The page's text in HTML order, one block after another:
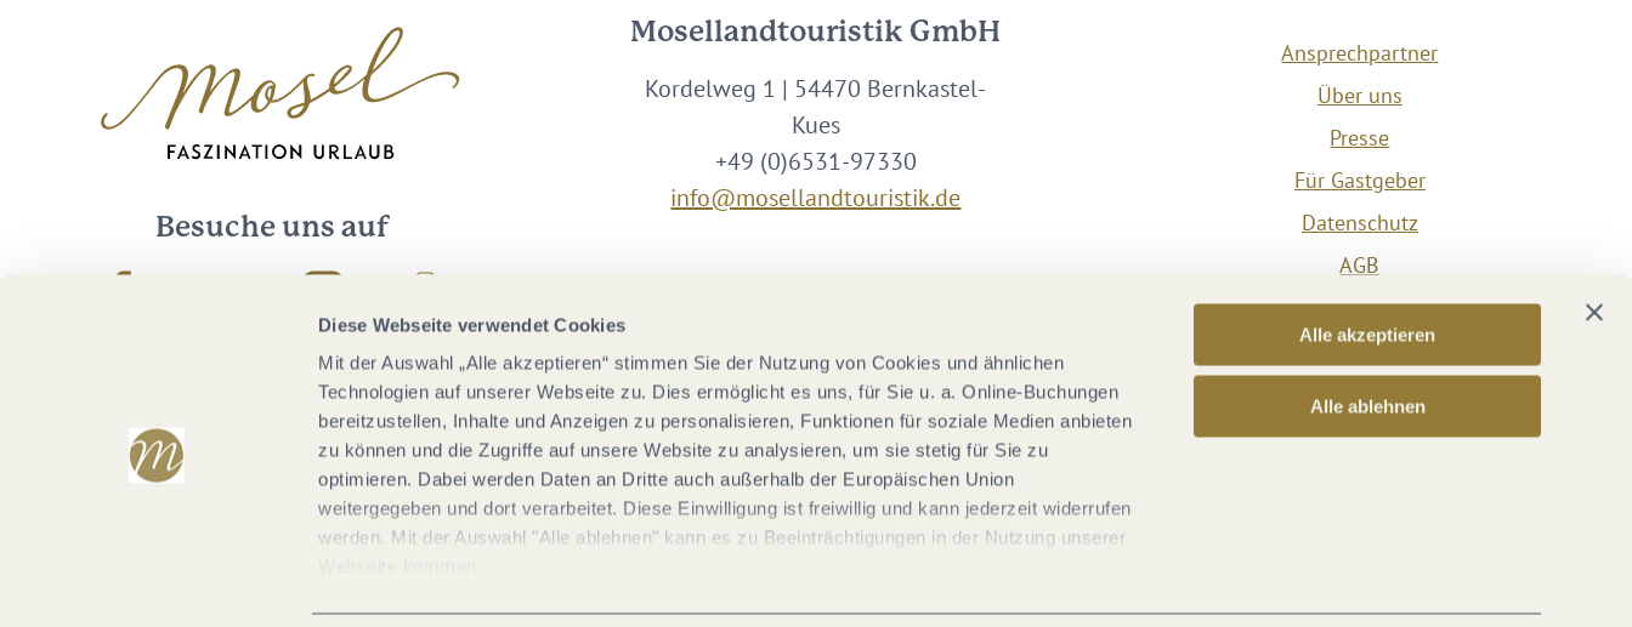
Diese Webseite verwendet Cookies
Mit der Auswahl „Alle akzeptieren“ stimmen Sie der Nutzung von Cookies und ähnlichen
Technologien auf unserer Webseite zu. Dies ermöglicht es uns, für Sie u. a. Online-Buchungen
bereitzustellen, Inhalte und Anzeigen zu personalisieren, Funktionen für soziale Medien anbieten
zu können und die Zugriffe auf unsere Website zu analysieren, um sie stetig für Sie zu
optimieren. Dabei werden Daten an Dritte auch außerhalb der Europäischen Union
weitergegeben und dort verarbeitet. Diese Einwilligung ist freiwillig und kann jederzeit widerrufen
werden. Mit der Auswahl "Alle ablehnen" kann es zu Beeinträchtigungen in der Nutzung unserer
Alle akzeptieren
Alle ablehnen
Besuche uns auf
Mosellandtouristik GmbH
Kordelweg 1 | 54470 Bernkastel-
Kues
+49 (0)6531-97330
info@mosellandtouristik.de
Ansprechpartner
Über uns
Presse
Für Gastgeber
Datenschutz
AGB
Impressum
Barrierefreiheit
Vertrag widerrufen
Versicherungsvertrag widerrufen